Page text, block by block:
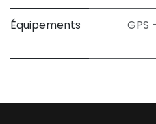
Équipements GPS